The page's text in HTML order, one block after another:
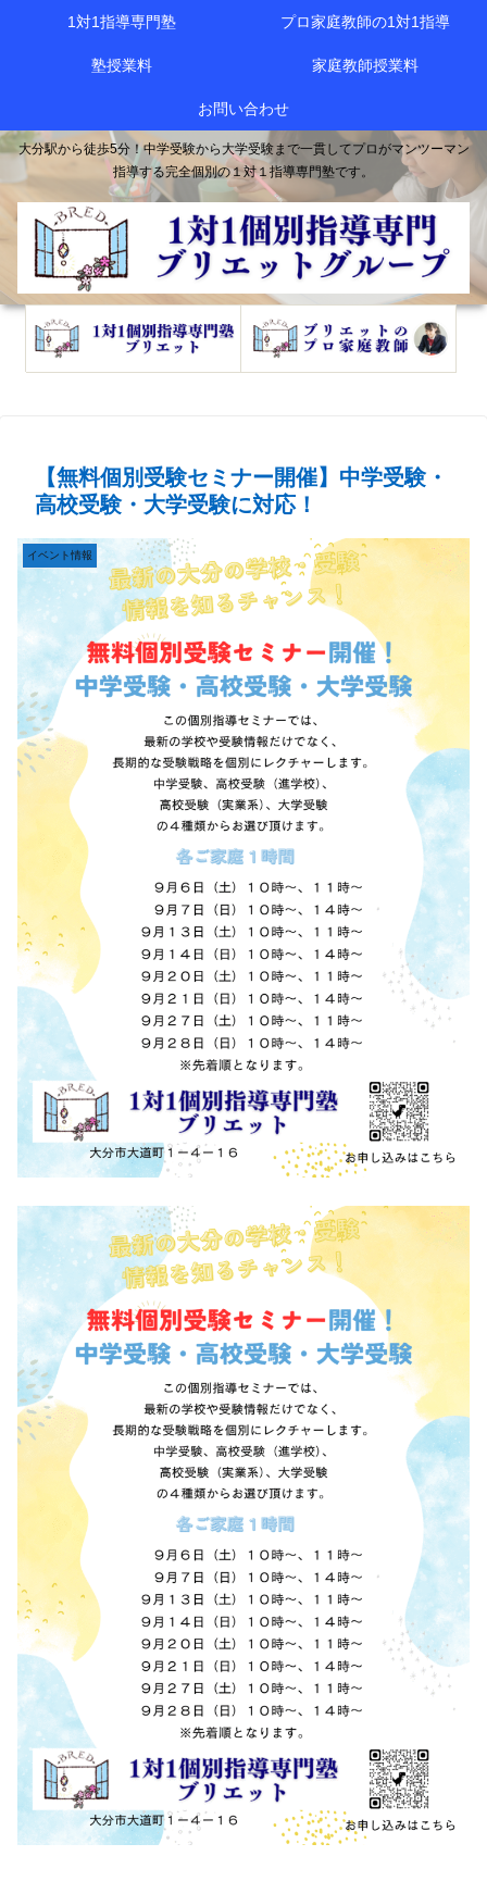
大分駅から徒歩5分！中学受験から大学受験まで一貫してプロがマンツーマン
指導する完全個別の１対１指導専門塾です。
1対1指導専門塾 プロ家庭教師の1対1指導
塾授業料 家庭教師授業料
お問い合わせ
【無料個別受験セミナー開催】中学受験・
高校受験・大学受験に対応！
イベント情報